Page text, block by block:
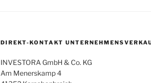
DIREKT-KONTAKT
INVESTORA GmbH & Co. KG
Am Menerskamp 4